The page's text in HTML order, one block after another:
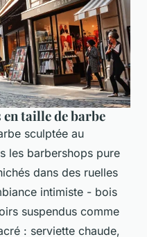
en taille de barbe
sculptée au
les barbershops pure
dans des ruelles
intimiste - bois
suspendus comme
: serviette chaude,